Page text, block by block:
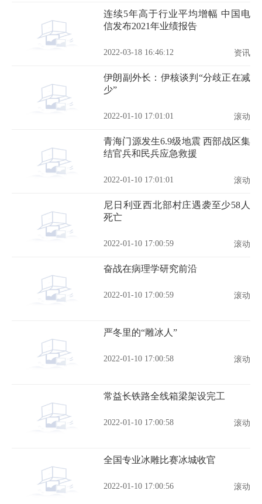
连续5年高于行业平均增幅 中国电
信发布2021年业绩报告
2022-03-18 16:46:12 资讯
伊朗副外长：伊核谈判“分歧正在减
少”
2022-01-10 17:01:01 滚动
青海门源发生6.9级地震 西部战区集
结官兵和民兵应急救援
2022-01-10 17:01:01 滚动
尼日利亚西北部村庄遇袭至少58人
死亡
2022-01-10 17:00:59 滚动
奋战在病理学研究前沿
2022-01-10 17:00:59 滚动
严冬里的“雕冰人”
2022-01-10 17:00:58 滚动
常益长铁路全线箱梁架设完工
2022-01-10 17:00:58 滚动
全国专业冰雕比赛冰城收官
2022-01-10 17:00:56 滚动